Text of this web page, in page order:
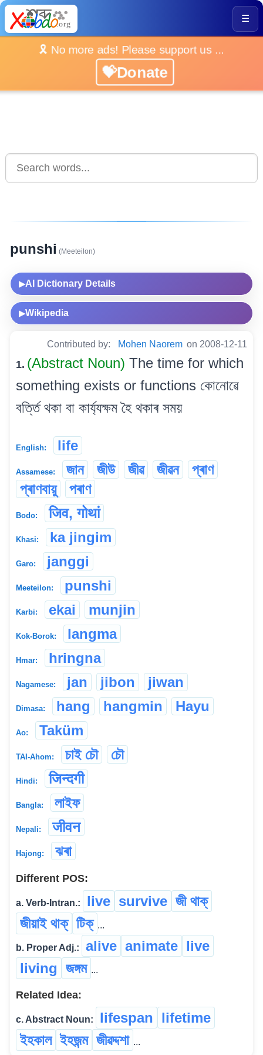
☰
🎗️ No more ads! Please support us ...
💝Donate
punshi (Meeteilon)
▶AI Dictionary Details
▶Wikipedia
Contributed by: Mohen Naorem on 2008-12-11
1. (Abstract Noun) The time for which
something exists or functions কোনোৱে
বৰ্ত্তি থকা বা কাৰ্য্যক্ষম হৈ থকাৰ সময়
English: life
Assamese: জান জীউ জীৱ জীৱন
প্ৰাণ
প্ৰাণবায়ু
পৰাণ
Bodo: जिव, गोथां
Khasi: ka jingim
Garo: janggi
Meeteilon: punshi
Karbi: ekai munjin
Kok-Borok: langma
Hmar: hringna
Nagamese: jan jibon jiwan
Dimasa: hang hangmin Hayu
Ao: Taküm
TAI-Ahom: চাই চৌ চৌ
Hindi: जिन्दगी
Bangla: লাইফ
Nepali: जीवन
Hajong: ঝৰা
Different POS:
a. Verb-Intran.: live survive জী থাক্
জীয়াই থাক্ টিক্ ...
b. Proper Adj.: alive animate live
living জঙ্গম ...
Related Idea:
c. Abstract Noun: lifespan lifetime
ইহকাল ইহজন্ম জীৱদ্দশা ...